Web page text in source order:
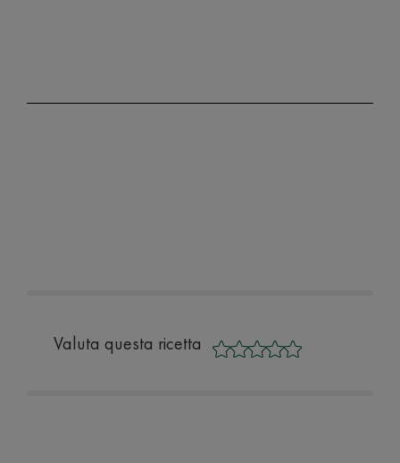
Valuta questa ricetta